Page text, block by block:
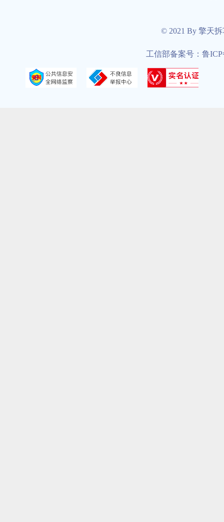
© 2021 By 擎天
工信部备案号：鲁